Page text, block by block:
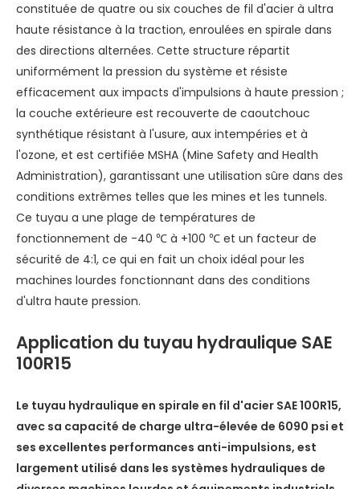
constituée de quatre ou six couches de fil d'acier à ultra
haute résistance à la traction, enroulées en spirale dans
des directions alternées. Cette structure répartit
uniformément la pression du système et résiste
efficacement aux impacts d'impulsions à haute pression ;
la couche extérieure est recouverte de caoutchouc
synthétique résistant à l'usure, aux intempéries et à
l'ozone, et est certifiée MSHA (Mine Safety and Health
Administration), garantissant une utilisation sûre dans des
conditions extrêmes telles que les mines et les tunnels.
Ce tuyau a une plage de températures de
fonctionnement de -40 ℃ à +100 ℃ et un facteur de
sécurité de 4:1, ce qui en fait un choix idéal pour les
machines lourdes fonctionnant dans des conditions
d'ultra haute pression.
Application du tuyau hydraulique SAE
100R15
Le tuyau hydraulique en spirale en fil d'acier SAE 100R15,
avec sa capacité de charge ultra-élevée de 6090 psi et
ses excellentes performances anti-impulsions, est
largement utilisé dans les systèmes hydrauliques de